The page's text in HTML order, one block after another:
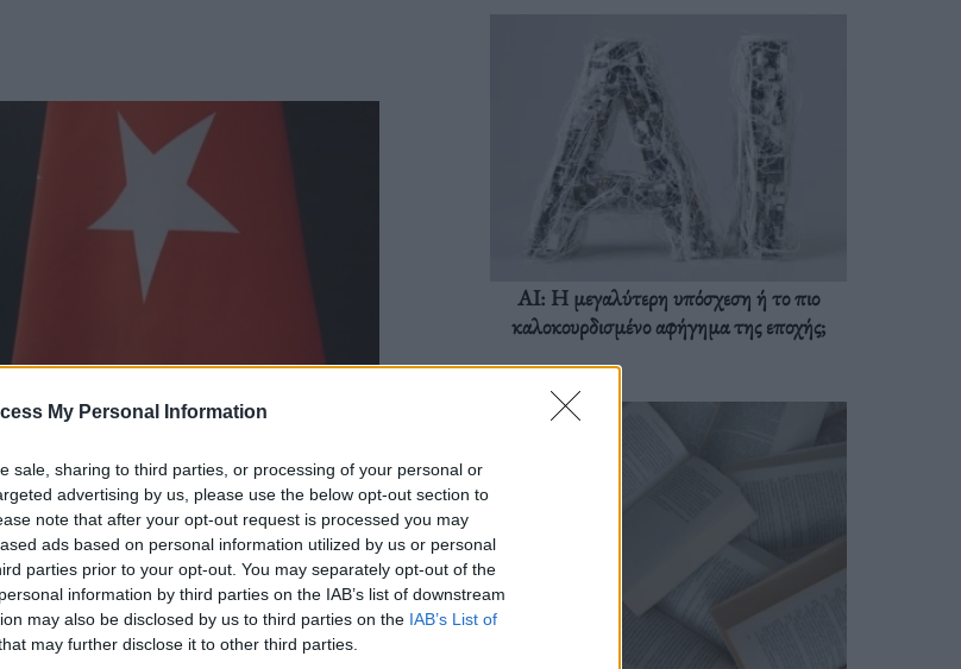
My Personal Information
sale, sharing to third parties, or processing of your personal or
advertising by us, please use the below opt-out section to
note that after your opt-out request is processed you may
ads based on personal information utilized by us or personal
parties prior to your opt-out. You may separately opt-out of the
information by third parties on the IAB’s list of downstream
may also be disclosed by us to third parties on the IAB’s List of
may further disclose it to other third parties.
AI: Η μεγαλύτερη υπόσχεση ή το πιο
καλοκουρδισμένο αφήγημα της εποχής;